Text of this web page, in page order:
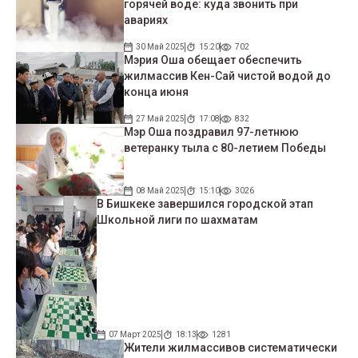
горячей воде: куда звонить при
авариях
30 Май 2025 15:20 702
Мэрия Оша обещает обеспечить
жилмассив Кен-Сай чистой водой до
конца июня
27 Май 2025 17:08 832
Мэр Оша поздравил 97-летнюю
ветеранку тыла с 80-летием Победы
08 Май 2025 15:10 3026
В Бишкеке завершился городской этап
Школьной лиги по шахматам
07 Март 2025 18:13 1281
Жители жилмассивов систематически